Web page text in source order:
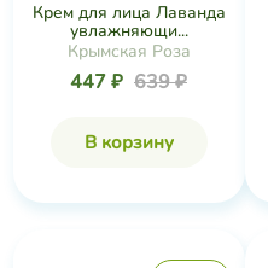
Крем для лица Лаванда
увлажняющи...
Крымская Роза
447 ₽ 639 ₽
В корзину